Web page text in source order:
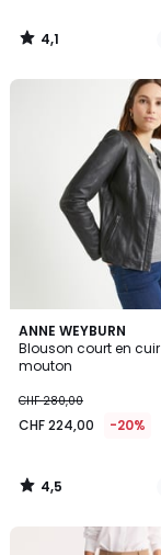
4,1
/
ANNE WEYBURN
Blouson court en
mouton
CHF 280,00
CHF 224,00 -20%
4,5
/ 5
2
Couleurs
4,5
/